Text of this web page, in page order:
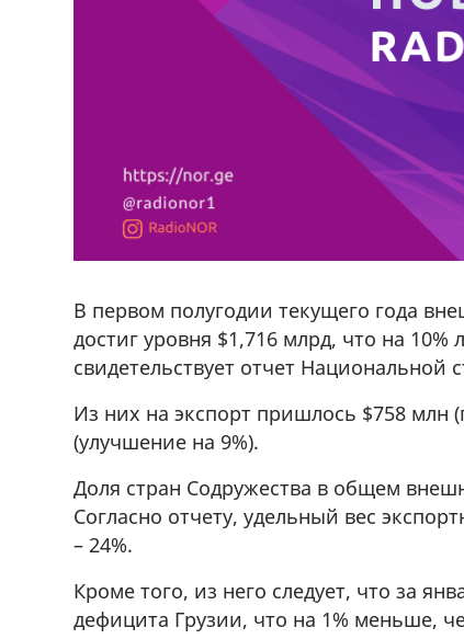
В первом полугодии текущего года
достиг уровня $1,716 млрд, что на 10%
свидетельствует отчет Национальной
Из них на экспорт пришлось $758 млн
(улучшение на 9%).
Доля стран Содружества в общем
Согласно отчету, удельный вес
– 24%.
Кроме того, из него следует, что за
дефицита Грузии, что на 1% меньше,